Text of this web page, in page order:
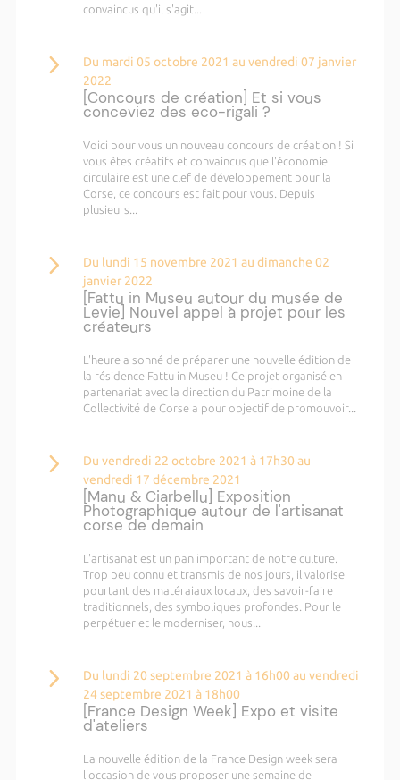
convaincus qu'il s'agit...
Du mardi 05 octobre 2021 au vendredi 07 janvier
2022
[Concours de création] Et si vous
conceviez des eco-rigali ?
Voici pour vous un nouveau concours de création ! Si
vous êtes créatifs et convaincus que l'économie
circulaire est une clef de développement pour la
Corse, ce concours est fait pour vous. Depuis
plusieurs...
Du lundi 15 novembre 2021 au dimanche 02
janvier 2022
[Fattu in Museu autour du musée de
Levie] Nouvel appel à projet pour les
créateurs
L'heure a sonné de préparer une nouvelle édition de
la résidence Fattu in Museu ! Ce projet organisé en
partenariat avec la direction du Patrimoine de la
Collectivité de Corse a pour objectif de promouvoir...
Du vendredi 22 octobre 2021 à 17h30 au
vendredi 17 décembre 2021
[Manu & Ciarbellu] Exposition
Photographique autour de l'artisanat
corse de demain
L'artisanat est un pan important de notre culture.
Trop peu connu et transmis de nos jours, il valorise
pourtant des matéraiaux locaux, des savoir-faire
traditionnels, des symboliques profondes. Pour le
perpétuer et le moderniser, nous...
Du lundi 20 septembre 2021 à 16h00 au vendredi
24 septembre 2021 à 18h00
[France Design Week] Expo et visite
d'ateliers
La nouvelle édition de la France Design week sera
l'occasion de vous proposer une semaine de